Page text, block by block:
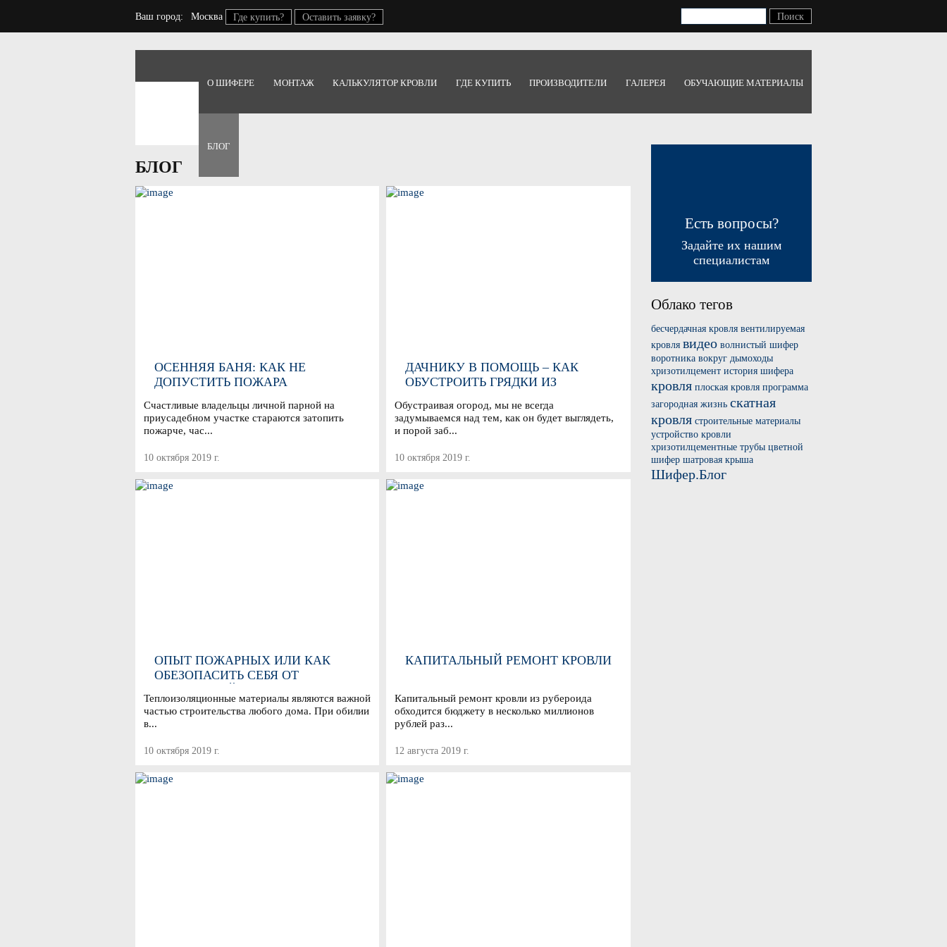
Ваш город: Москва Где купить? Оставить заявку?
О ШИФЕРЕ МОНТАЖ КАЛЬКУЛЯТОР КРОВЛИ ГДЕ КУПИТЬ ПРОИЗВОДИТЕЛИ ГАЛЕРЕЯ ОБУЧАЮЩИЕ МАТЕРИАЛЫ
БЛОГ
БЛОГ
ОСЕННЯЯ БАНЯ: КАК НЕ
ДОПУСТИТЬ ПОЖАРА
Счастливые владельцы личной парной на
приусадебном участке стараются затопить
пожарче, час...
10 октября 2019 г.
ДАЧНИКУ В ПОМОЩЬ – КАК
ОБУСТРОИТЬ ГРЯДКИ ИЗ
Обустраивая огород, мы не всегда
задумываемся над тем, как он будет выглядеть,
и порой заб...
10 октября 2019 г.
ОПЫТ ПОЖАРНЫХ ИЛИ КАК
ОБЕЗОПАСИТЬ СЕБЯ ОТ
Теплоизоляционные материалы являются важной
частью строительства любого дома. При обилии
в...
10 октября 2019 г.
КАПИТАЛЬНЫЙ РЕМОНТ КРОВЛИ
Капитальный ремонт кровли из рубероида
обходится бюджету в несколько миллионов
рублей раз...
12 августа 2019 г.
Есть вопросы?
Задайте их нашим
специалистам
Облако тегов
бесчердачная кровля вентилируемая
кровля видео волнистый шифер
воротника вокруг дымоходы
хризотилцемент история шифера
кровля плоская кровля программа
загородная жизнь скатная
кровля строительные материалы
устройство кровли
хризотилцементные трубы цветной
шифер шатровая крыша
Шифер.Блог